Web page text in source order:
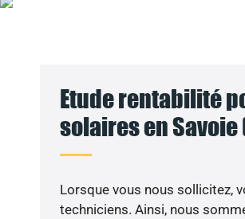
Etude rentabilité
solaires en
Lorsque vous nous sollicitez,
techniciens. Ainsi, nous